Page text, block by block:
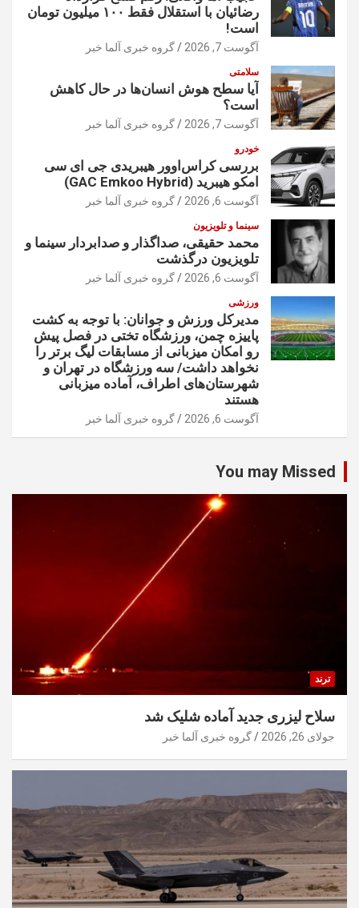
رضائیان با استقلال فقط ۱۰۰ میلیون تومان
است!
آگوست 7, 2026 گروه خبری آلما خبر
سلامتی
آیا سطح هوش انسان‌ها در حال کاهش
است؟
آگوست 7, 2026 گروه خبری آلما خبر
خودرو
بررسی کراس‌اوور هیبریدی جی ای سی
امکو هیبرید (GAC Emkoo Hybrid)
آگوست 6, 2026 گروه خبری آلما خبر
سینما و تلویزیون
محمد حقیقی، صداگذار و صدابردار سینما و
تلویزیون درگذشت
آگوست 6, 2026 گروه خبری آلما خبر
ورزشی
مدیرکل ورزش و جوانان: با توجه به کشت
پاییزه چمن، ورزشگاه تختی در فصل پیش
رو امکان میزبانی از مسابقات لیگ برتر را
نخواهد داشت/ سه ورزشگاه در تهران و
شهرستان‌های اطراف، آماده میزبانی
هستند
آگوست 6, 2026 گروه خبری آلما خبر
You may Missed
ترند
سلاح لیزری جدید آماده شلیک شد
جولای 26, 2026 گروه خبری آلما خبر